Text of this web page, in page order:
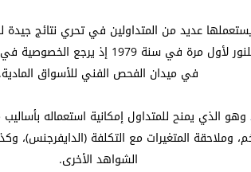
عديد من المتداولين في تحري نتائج
لعبارة تقارب وتباعد المتوسطات
في ميدان الفحص الفني للأسواق المادية.
وهو الذي يمنح للمتداول إمكانية استعماله
المتغيرات مع التكلفة (الدايفرجنس)،
الشواهد الأخرى.